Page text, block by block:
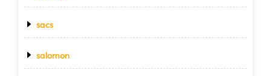
sacs
salomon